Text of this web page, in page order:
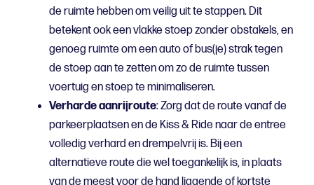
de ruimte hebben om veilig uit te stappen. Dit
betekent ook een vlakke stoep zonder obstakels, en
genoeg ruimte om een auto of bus(je) strak tegen
de stoep aan te zetten om zo de ruimte tussen
voertuig en stoep te minimaliseren.
Verharde aanrijroute: Zorg dat de route vanaf de
parkeerplaatsen en de Kiss & Ride naar de entree
volledig verhard en drempelvrij is. Bij een
alternatieve route die wel toegankelijk is, in plaats
van de meest voor de hand liggende of kortste